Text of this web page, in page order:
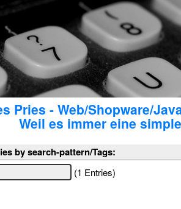
Pries - Web/Shopware/
Weil es immer eine
by search-pattern/Tags:
(1 Entries)